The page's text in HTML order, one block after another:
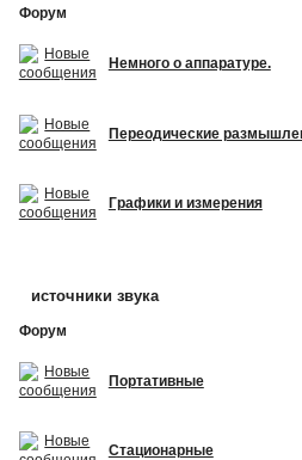
Форум
Немного о аппаратуре.
Переодические
Графики и измерения
источники звука
Форум
Портативные
Стационарные